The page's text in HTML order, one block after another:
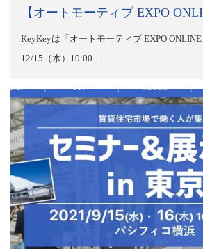
【オートモーティブ EXPO
KeyKeyは「オートモーティブ EXPO ONLINE
12/15（水）10:00…